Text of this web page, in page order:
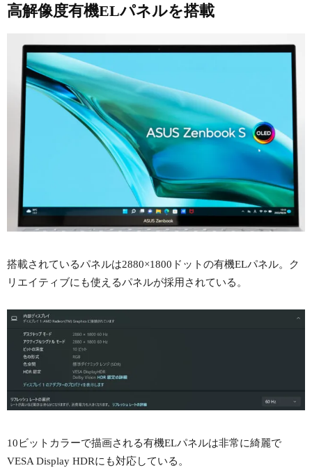
高解像度有機ELパネルを搭載
搭載されているパネルは2880×1800ドットの有機ELパネル。ク
リエイティブにも使えるパネルが採用されている。
10ビットカラーで描画される有機ELパネルは非常に綺麗で
VESA Display HDRにも対応している。